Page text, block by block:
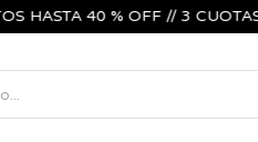
40 % OFF // 3 CUOTAS SIN